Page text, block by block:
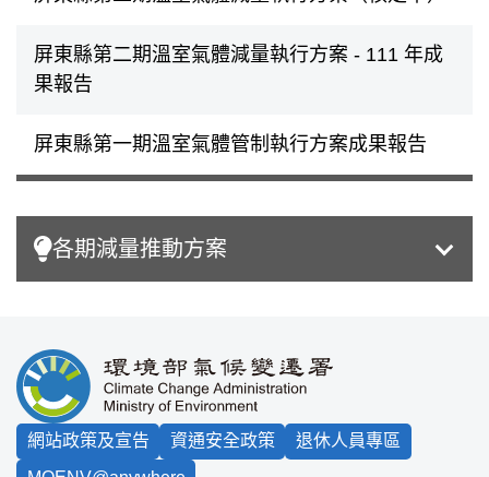
屏東縣第二期溫室氣體減量執行方案 - 111 年成
果報告
屏東縣第一期溫室氣體管制執行方案成果報告
各期減量推動方案
網站政策及宣告 資通安全政策
退休人員專區